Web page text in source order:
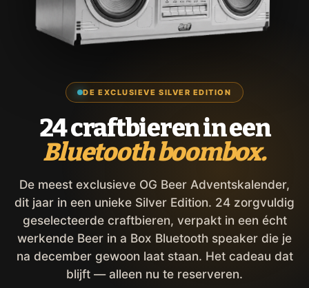
DE EXCLUSIEVE SILVER EDITION
24 craftbieren in een
Bluetooth boombox.
De meest exclusieve OG Beer Adventskalender,
dit jaar in een unieke Silver Edition. 24 zorgvuldig
geselecteerde craftbieren, verpakt in een écht
werkende Beer in a Box Bluetooth speaker die je
na december gewoon laat staan. Het cadeau dat
blijft — alleen nu te reserveren.